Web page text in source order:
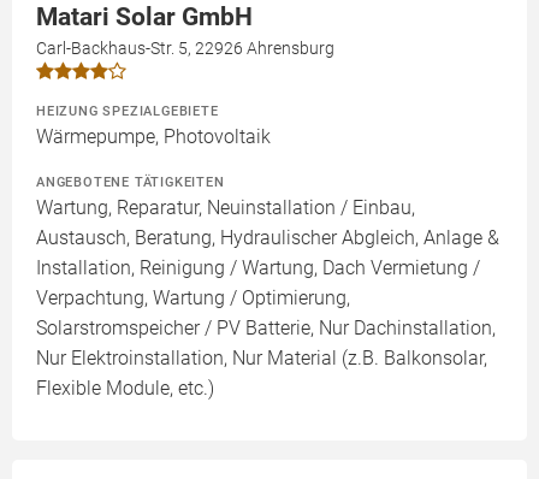
Matari Solar GmbH
Carl-Backhaus-Str. 5, 22926 Ahrensburg
HEIZUNG SPEZIALGEBIETE
Wärmepumpe, Photovoltaik
ANGEBOTENE TÄTIGKEITEN
Wartung, Reparatur, Neuinstallation / Einbau,
Austausch, Beratung, Hydraulischer Abgleich, Anlage &
Installation, Reinigung / Wartung, Dach Vermietung /
Verpachtung, Wartung / Optimierung,
Solarstromspeicher / PV Batterie, Nur Dachinstallation,
Nur Elektroinstallation, Nur Material (z.B. Balkonsolar,
Flexible Module, etc.)